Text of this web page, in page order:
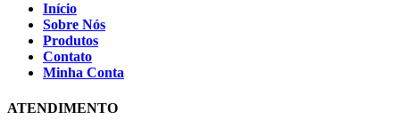
Início
Sobre Nós
Produtos
Contato
Minha Conta
ATENDIMENTO